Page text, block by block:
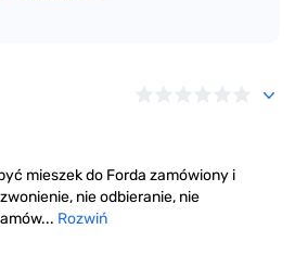
mieszek do Forda zamówiony i
nie odbieranie, nie
Rozwiń